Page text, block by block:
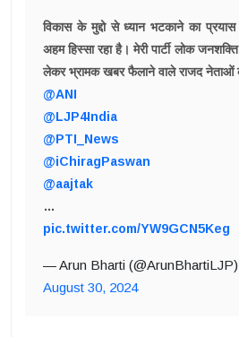
विकास के मुद्दो से ध्यान भटकाने का
अहम हिस्सा रहा है। मेरी पार्टी लोक
लेकर भ्रामक खबर फैलाने वाले राजद नेताओं
@ANI
@LJP4India
@PTI_News
@iChiragPaswan
@aajtak
…
pic.twitter.com/YW9GCN5Keg
— Arun Bharti (@ArunBhartiLJP)
August 30, 2024